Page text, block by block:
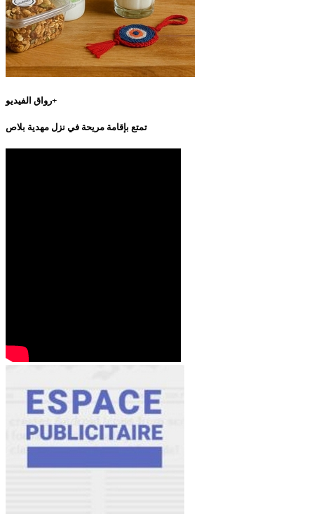
رواق الفيديو+
تمتع بإقامة مريحة في نزل مهدية بلاص